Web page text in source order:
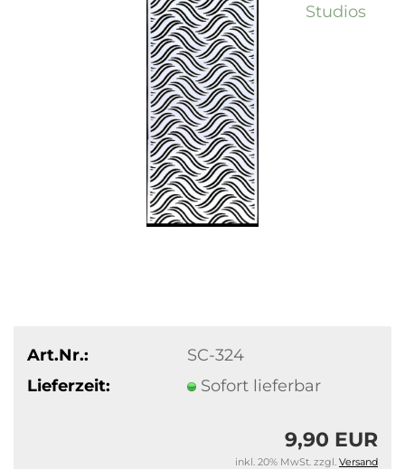
Studios
Art.Nr.:
SC-324
Lieferzeit:
Sofort lieferbar
9,90 EUR
inkl. 20% MwSt. zzgl. Versand